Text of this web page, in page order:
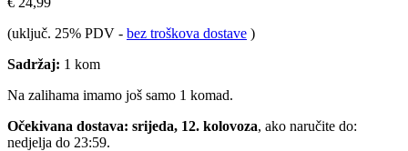
(uključ. 25% PDV - bez troškova dostave )
Sadržaj: 1 kom
Na zalihama imamo još samo 1 komad.
Očekivana dostava: srijeda, 12. kolovoza, ako naručite do:
nedjelja do 23:59.